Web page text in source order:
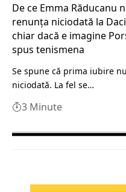
De ce Emma Răducanu
renunța niciodată la
chiar dacă e imagine
spus tenismena
Se spune că prima iubire
niciodată. La fel se…
3 Minute